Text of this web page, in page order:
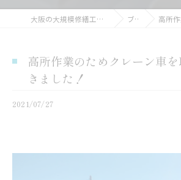
大阪の大規模修繕工事なら星功株式会社 ブログ 高所作業の
高所作業のためクレーン車
きました！
2021/07/27